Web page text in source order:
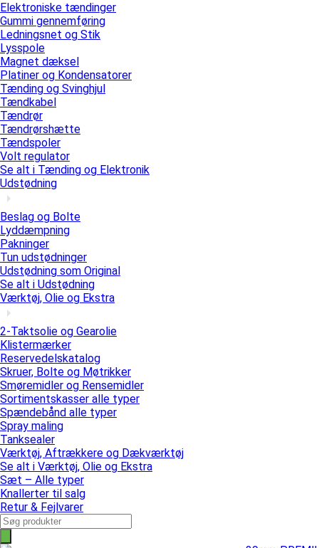
Elektroniske tændinger
Gummi gennemføring
Ledningsnet og Stik
Lysspole
Magnet dæksel
Platiner og Kondensatorer
Tænding og Svinghjul
Tændkabel
Tændrør
Tændrørshætte
Tændspoler
Volt regulator
Se alt i Tænding og Elektronik
Udstødning
Beslag og Bolte
Lyddæmpning
Pakninger
Tun udstødninger
Udstødning som Original
Se alt i Udstødning
Værktøj, Olie og Ekstra
2-Taktsolie og Gearolie
Klistermærker
Reservedelskatalog
Skruer, Bolte og Møtrikker
Smøremidler og Rensemidler
Sortimentskasser alle typer
Spændebånd alle typer
Spray maling
Tanksealer
Værktøj, Aftrækkere og Dækværktøj
Se alt i Værktøj, Olie og Ekstra
Sæt – Alle typer
Knallerter til salg
Retur & Fejlvarer
Products
search